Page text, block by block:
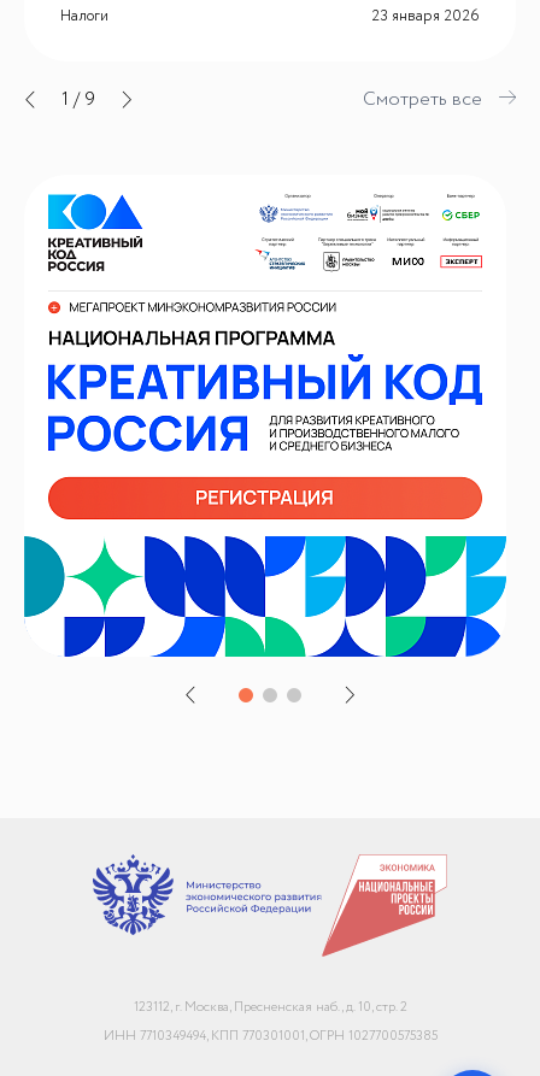
Налоги 23 января 2026
1 /9 Смотреть все
123112, г. Москва, Пресненская наб., д. 10, стр. 2
ИНН 7710349494, КПП 770301001, ОГРН 1027700575385
ИИ-консультант
Маркетплейсы и регуляторика
Я согласен собработкой персональных данныхи
политикой использования
Конфиденциально. Не передаём данные третьим лицам